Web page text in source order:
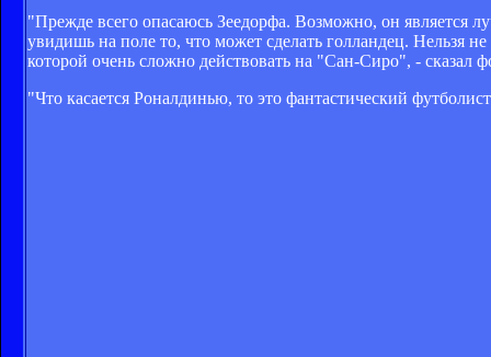
"Прежде всего опасаюсь Зеедорфа. Возможно, он является
увидишь на поле то, что может сделать голландец. Нельзя
которой очень сложно действовать на "Сан-Сиро", - сказал
"Что касается Роналдинью, то это фантастический